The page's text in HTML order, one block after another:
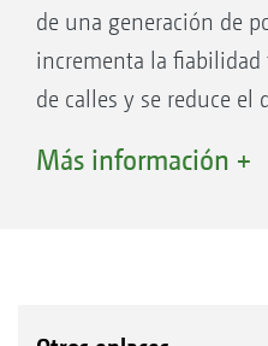
de una generación de
incrementa la
de calles y se reduce el
Más información +